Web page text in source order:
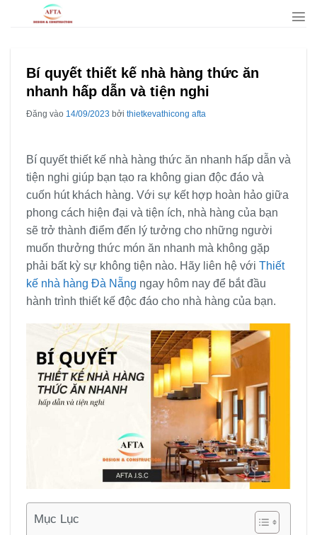
Bí quyết thiết kế nhà hàng thức ăn
nhanh hấp dẫn và tiện nghi
Đăng vào 14/09/2023 bởi thietkevathicong afta
Bí quyết thiết kế nhà hàng thức ăn nhanh hấp dẫn và
tiện nghi giúp bạn tạo ra không gian độc đáo và
cuốn hút khách hàng. Với sự kết hợp hoàn hảo giữa
phong cách hiện đại và tiện ích, nhà hàng của bạn
sẽ trở thành điểm đến lý tưởng cho những người
muốn thưởng thức món ăn nhanh mà không gặp
phải bất kỳ sự không tiện nào. Hãy liên hệ với Thiết
kế nhà hàng Đà Nẵng ngay hôm nay để bắt đầu
hành trình thiết kế độc đáo cho nhà hàng của bạn.
Mục Lục